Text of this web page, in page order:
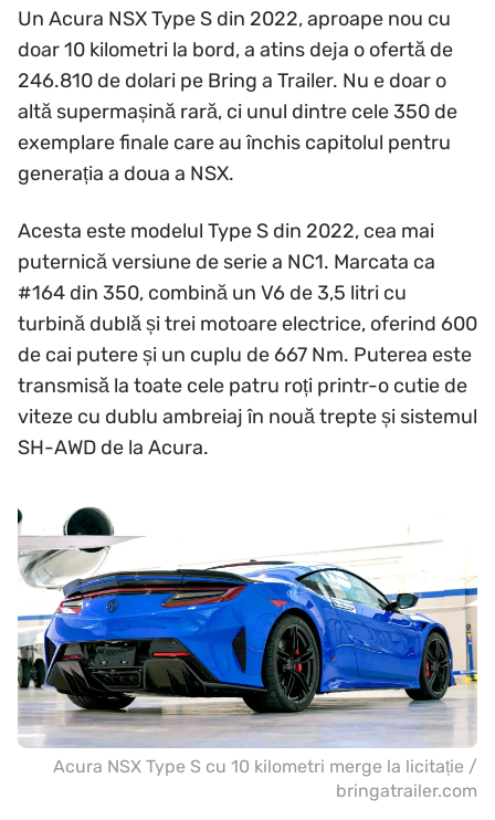
Un Acura NSX Type S din 2022, aproape nou cu
doar 10 kilometri la bord, a atins deja o ofertă de
246.810 de dolari pe Bring a Trailer. Nu e doar o
altă supermașină rară, ci unul dintre cele 350 de
exemplare finale care au închis capitolul pentru
generația a doua a NSX.
Acesta este modelul Type S din 2022, cea mai
puternică versiune de serie a NC1. Marcata ca
#164 din 350, combină un V6 de 3,5 litri cu
turbină dublă și trei motoare electrice, oferind 600
de cai putere și un cuplu de 667 Nm. Puterea este
transmisă la toate cele patru roți printr-o cutie de
viteze cu dublu ambreiaj în nouă trepte și sistemul
SH-AWD de la Acura.
Acura NSX Type S cu 10 kilometri merge la licitație /
bringatrailer.com